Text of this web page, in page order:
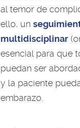
al temor de
ello, un
multidisciplinar
esencial para que
puedan ser
y la paciente
embarazo.